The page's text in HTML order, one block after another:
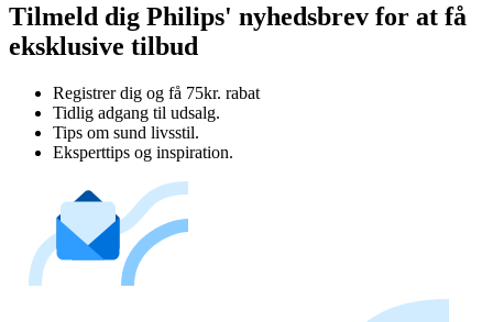
Tilmeld dig Philips' nyhedsbrev for at få
eksklusive tilbud
Registrer dig og få 75kr. rabat
Tidlig adgang til udsalg.
Tips om sund livsstil.
Eksperttips og inspiration.